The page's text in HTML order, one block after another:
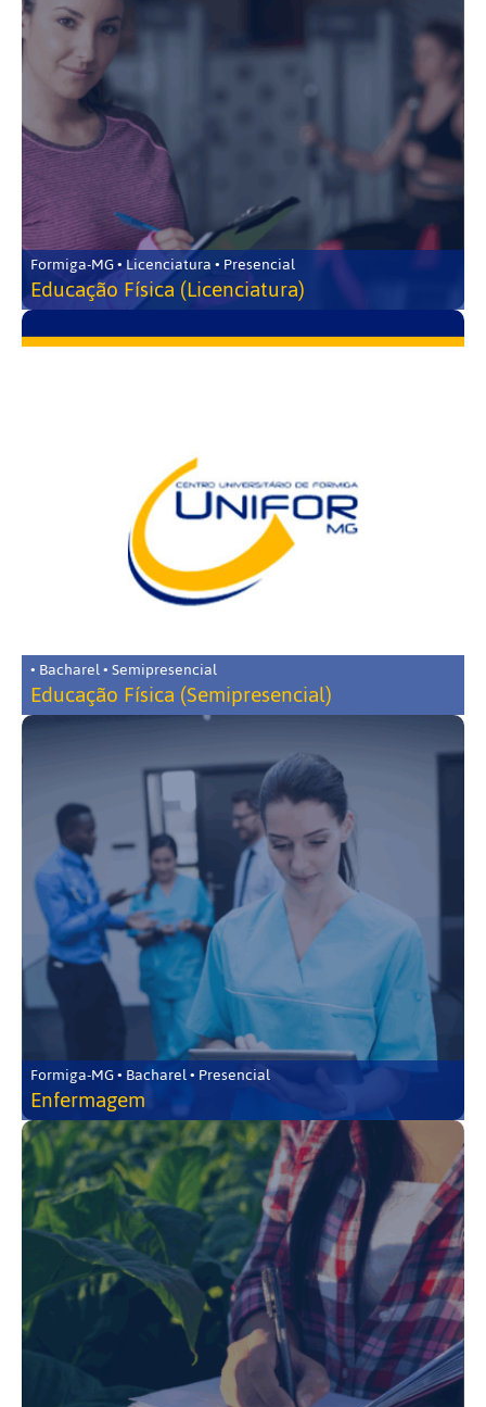
Formiga-MG • Licenciatura • Presencial
Educação Física (Licenciatura)
• Bacharel • Semipresencial
Educação Física (Semipresencial)
Formiga-MG • Bacharel • Presencial
Enfermagem